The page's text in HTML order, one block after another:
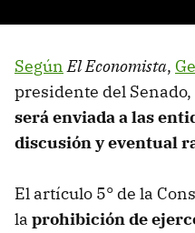
Según El Economista,
presidente del
será enviada a las
discusión y eventual
El artículo 5° de la
la prohibición de